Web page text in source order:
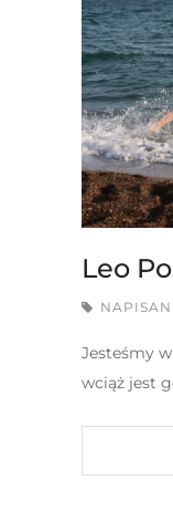
Leo
Jesteśmy
wciąż jest